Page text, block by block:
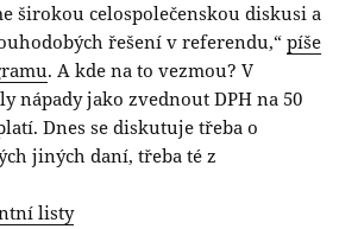
širokou celospolečenskou diskusi a
řešení v referendu,“píše
. A kde na to vezmou? V
nápady jako zvednout DPH na 50
Dnes se diskutuje třeba o
jiných daní, třeba té z
listy